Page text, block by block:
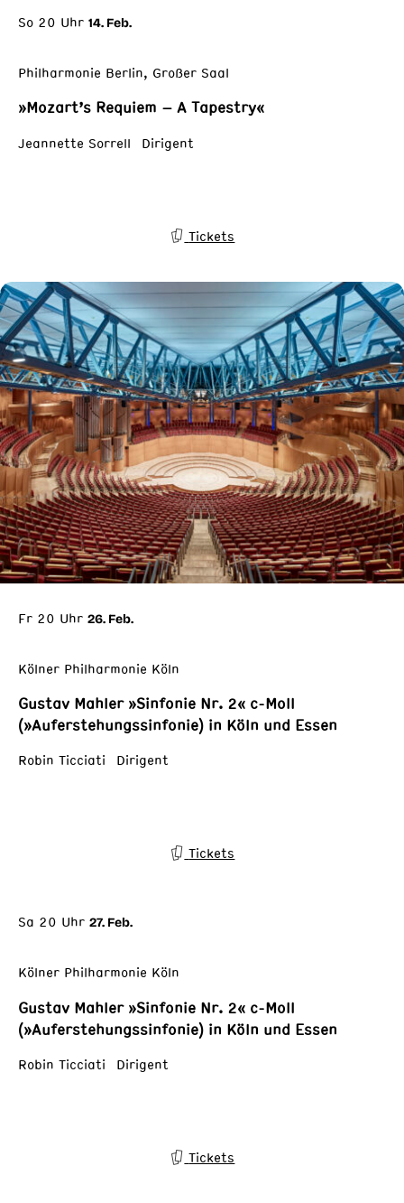
So 20 Uhr 14. Feb.
Philharmonie Berlin, Großer Saal
»Mozart’s Requiem – A Tapestry«
Jeannette Sorrell Dirigent
Tickets
Fr 20 Uhr 26. Feb.
Kölner Philharmonie Köln
Gustav Mahler »Sinfonie Nr. 2« c-Moll
(»Auferstehungssinfonie) in Köln und Essen
Robin Ticciati Dirigent
Tickets
Sa 20 Uhr 27. Feb.
Kölner Philharmonie Köln
Gustav Mahler »Sinfonie Nr. 2« c-Moll
(»Auferstehungssinfonie) in Köln und Essen
Robin Ticciati Dirigent
Tickets